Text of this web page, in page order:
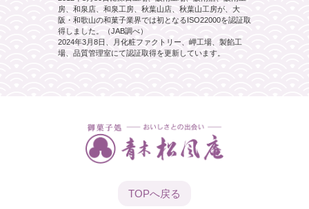
房、和泉店、和泉工房、秋葉山店、秋葉山工房が、大
阪・和歌山の和菓子業界では初となるISO22000を認証取
得しました。（JAB調べ）
2024年3月8日、月化粧ファクトリー、岬工場、製餡工
場、品質管理室にて認証取得を更新しています。
TOPへ戻る